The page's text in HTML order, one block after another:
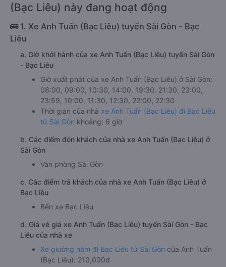
(Bạc Liêu) này đang hoạt động
🚌 1. Xe Anh Tuấn (Bạc Liêu) tuyến Sài Gòn - Bạc
Liêu
a. Giờ khởi hành của xe Anh Tuấn (Bạc Liêu) tuyến Sài Gòn
- Bạc Liêu
Giờ xuất phát của xe Anh Tuấn (Bạc Liêu) ở Sài Gòn:
08:00, 09:00, 10:30, 14:00, 19:30, 21:30, 23:00,
23:59, 10:00, 11:30, 12:30, 22:00, 22:30
Thời gian của nhà xe Anh Tuấn (Bạc Liêu) đi Bạc Liêu
từ Sài Gòn khoảng: 6 giờ
b. Các điểm đón khách của nhà xe Anh Tuấn (Bạc Liêu) ở
Sài Gòn
Văn phòng Sài Gòn
c. Các điểm trả khách của nhà xe Anh Tuấn (Bạc Liêu) ở
Bạc Liêu
Bến xe Bạc Liêu
d. Giá vé giá xe Anh Tuấn (Bạc Liêu) tuyến Sài Gòn - Bạc
Liêu của nhà xe
Xe giường nằm đi Bạc Liêu từ Sài Gòn của Anh Tuấn
(Bạc Liêu): 210,000đ